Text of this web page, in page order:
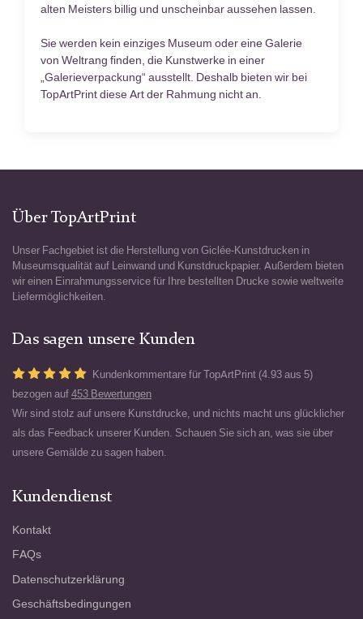
alten Meisters billig und unscheinbar aussehen lassen.
Sie werden kein einziges Museum oder eine Galerie
von Weltrang finden, die Kunstwerke in einer
„Galerieverpackung“ ausstellt. Deshalb bieten wir bei
TopArtPrint diese Art der Rahmung nicht an.
Über TopArtPrint
Unser Fachgebiet ist die Herstellung von Giclée-Kunstdrucken in
Museumsqualität auf Leinwand und Kunstdruckpapier. Außerdem bieten
wir einen Einrahmungsservice für Ihre bestellten Drucke sowie weltweite
Liefermöglichkeiten.
Das sagen unsere Kunden
Kundenkommentare für TopArtPrint (4.93 aus 5)
bezogen auf 453 Bewertungen
Wir sind stolz auf unsere Kunstdrucke, und nichts macht uns glücklicher
als das Feedback unserer Kunden. Schauen Sie sich an, was sie über
unsere Gemälde zu sagen haben.
Kundendienst
Kontakt
FAQs
Datenschutzerklärung
Geschäftsbedingungen